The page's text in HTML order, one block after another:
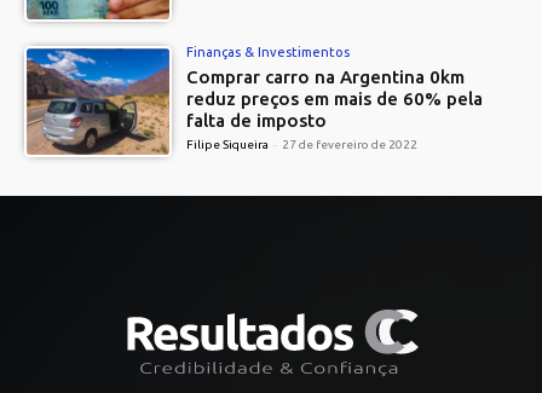
Finanças & Investimentos
Comprar carro na Argentina 0km
reduz preços em mais de 60% pela
falta de imposto
Filipe Siqueira - 27 de fevereiro de 2022